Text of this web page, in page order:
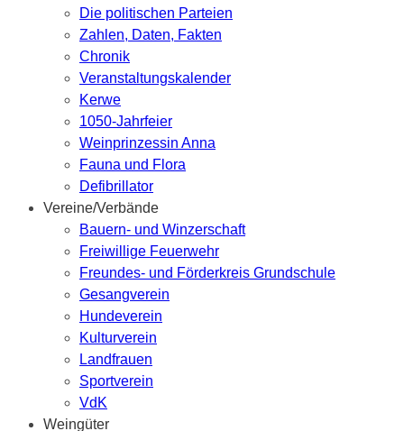
Die politischen Parteien
Zahlen, Daten, Fakten
Chronik
Veranstaltungskalender
Kerwe
1050-Jahrfeier
Weinprinzessin Anna
Fauna und Flora
Defibrillator
Vereine/Verbände
Bauern- und Winzerschaft
Freiwillige Feuerwehr
Freundes- und Förderkreis Grundschule
Gesangverein
Hundeverein
Kulturverein
Landfrauen
Sportverein
VdK
Weingüter